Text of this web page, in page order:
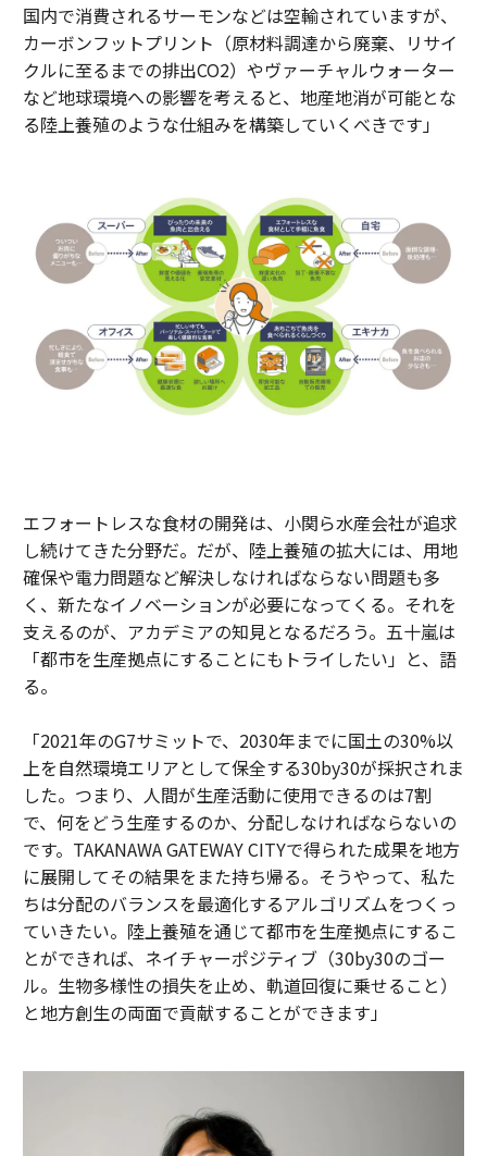
国内で消費されるサーモンなどは空輸されていますが、
カーボンフットプリント（原材料調達から廃棄、リサイ
クルに至るまでの排出CO2）やヴァーチャルウォーター
など地球環境への影響を考えると、地産地消が可能とな
る陸上養殖のような仕組みを構築していくべきです」
エフォートレスな食材の開発は、小関ら水産会社が追求
し続けてきた分野だ。だが、陸上養殖の拡大には、用地
確保や電力問題など解決しなければならない問題も多
く、新たなイノベーションが必要になってくる。それを
支えるのが、アカデミアの知見となるだろう。五十嵐は
「都市を生産拠点にすることにもトライしたい」と、語
る。
「2021年のG7サミットで、2030年までに国土の30%以
上を自然環境エリアとして保全する30by30が採択されま
した。つまり、人間が生産活動に使用できるのは7割
で、何をどう生産するのか、分配しなければならないの
です。TAKANAWA GATEWAY CITYで得られた成果を地方
に展開してその結果をまた持ち帰る。そうやって、私た
ちは分配のバランスを最適化するアルゴリズムをつくっ
ていきたい。陸上養殖を通じて都市を生産拠点にするこ
とができれば、ネイチャーポジティブ（30by30のゴー
ル。生物多様性の損失を止め、軌道回復に乗せること）
と地方創生の両面で貢献することができます」